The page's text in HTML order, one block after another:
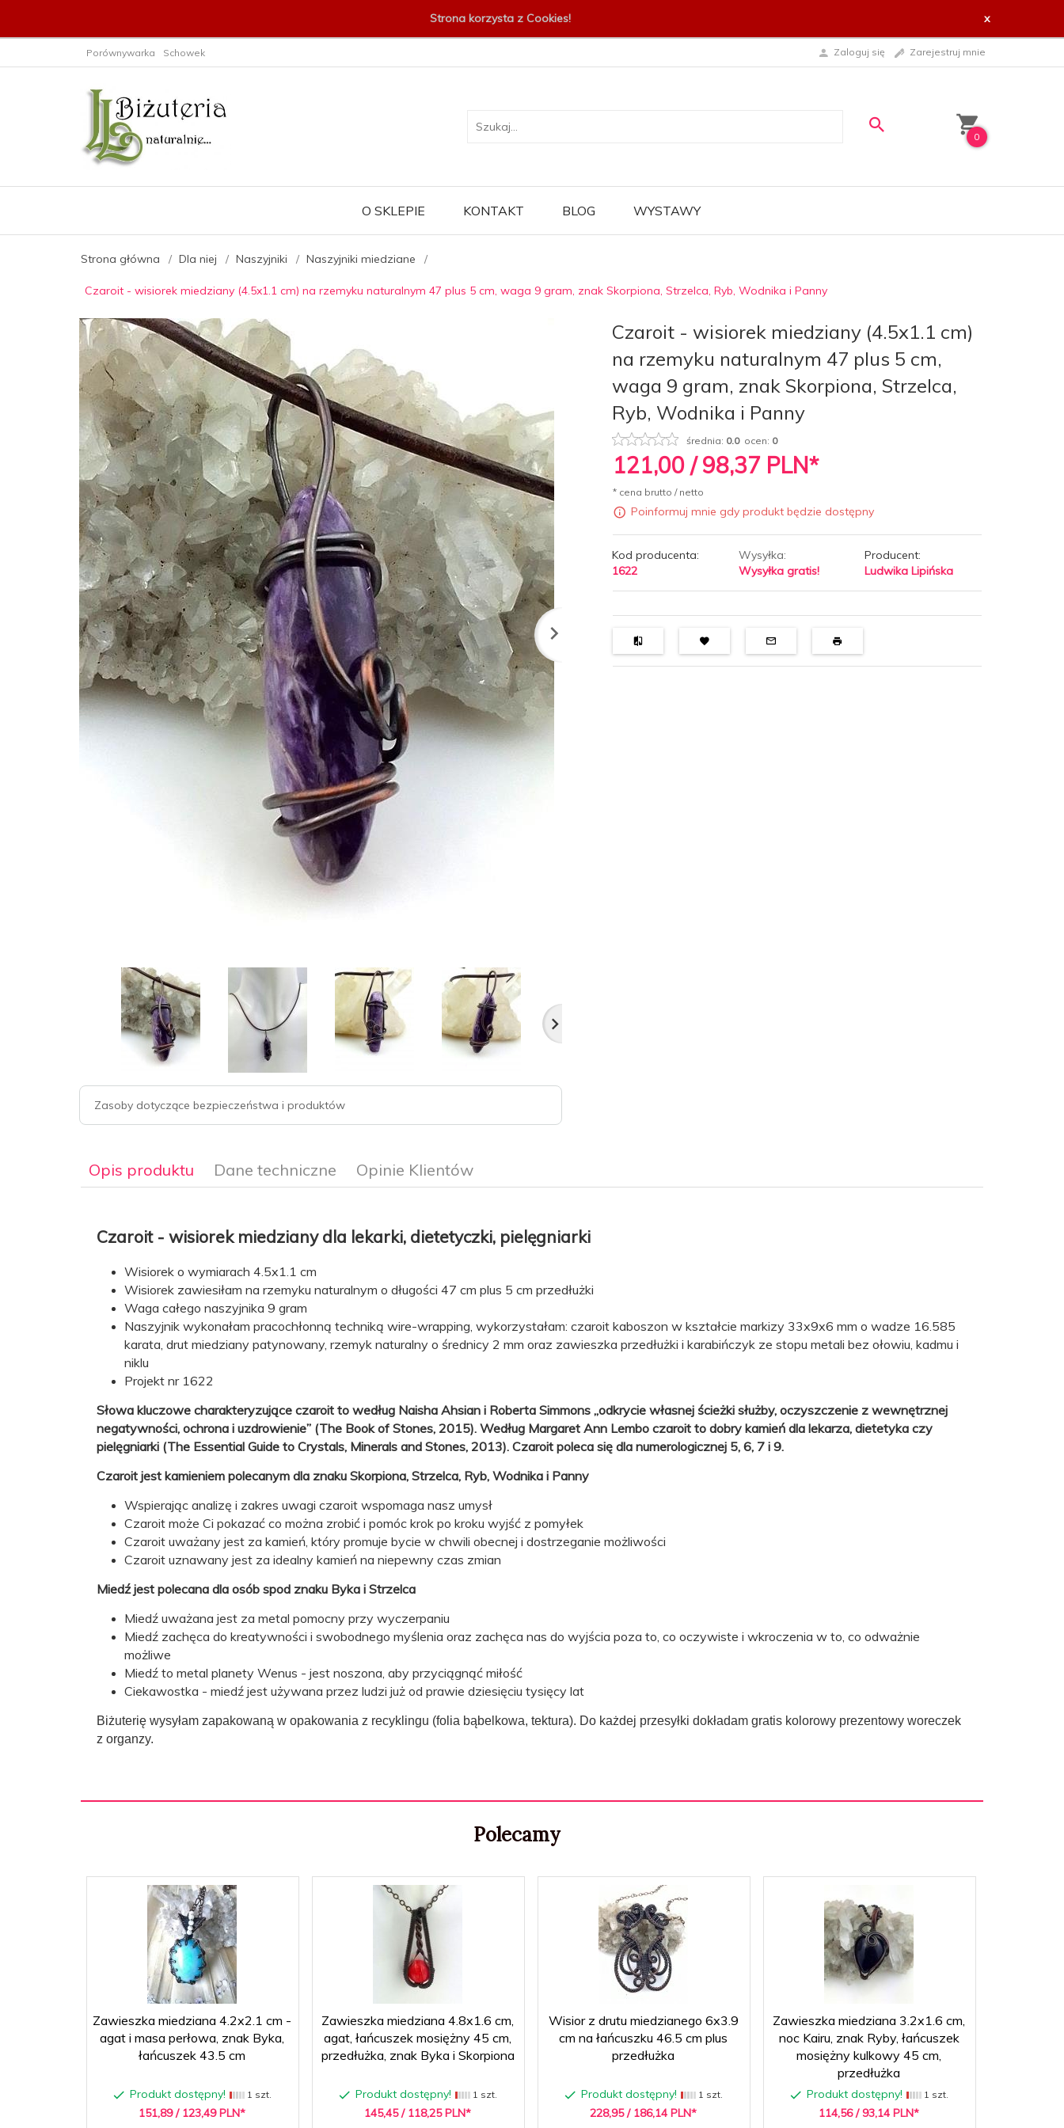
Strona korzysta z Cookies! x
Porównywarka Schowek Zaloguj się Zarejestruj mnie
0
O SKLEPIE KONTAKT BLOG WYSTAWY
Strona główna Dla niej Naszyjniki Naszyjniki miedziane
Czaroit - wisiorek miedziany (4.5x1.1 cm) na rzemyku naturalnym 47 plus 5 cm, waga 9 gram, znak Skorpiona, Strzelca, Ryb, Wodnika i Panny
Zasoby dotyczące bezpieczeństwa i produktów
Czaroit - wisiorek miedziany (4.5x1.1 cm)
na rzemyku naturalnym 47 plus 5 cm,
waga 9 gram, znak Skorpiona, Strzelca,
Ryb, Wodnika i Panny
średnia: 0.0ocen: 0
121,00 / 98,37 PLN*
* cena brutto / netto
Poinformuj mnie gdy produkt będzie dostępny
Kod producenta:
1622
Wysyłka:
Wysyłka gratis!
Producent:
Ludwika Lipińska
Opis produktu Dane techniczne Opinie Klientów
Czaroit - wisiorek miedziany dla lekarki, dietetyczki, pielęgniarki
Wisiorek o wymiarach 4.5x1.1 cm
Wisiorek zawiesiłam na rzemyku naturalnym o długości 47 cm plus 5 cm przedłużki
Waga całego naszyjnika 9 gram
Naszyjnik wykonałam pracochłonną techniką wire-wrapping, wykorzystałam: czaroit kaboszon w kształcie markizy 33x9x6 mm o wadze 16.585
karata, drut miedziany patynowany, rzemyk naturalny o średnicy 2 mm oraz zawieszka przedłużki i karabińczyk ze stopu metali bez ołowiu, kadmu i
niklu
Projekt nr 1622
Słowa kluczowe charakteryzujące czaroit to według Naisha Ahsian i Roberta Simmons „odkrycie własnej ścieżki służby, oczyszczenie z wewnętrznej
negatywności, ochrona i uzdrowienie” (The Book of Stones, 2015). Według Margaret Ann Lembo czaroit to dobry kamień dla lekarza, dietetyka czy
pielęgniarki (The Essential Guide to Crystals, Minerals and Stones, 2013). Czaroit poleca się dla numerologicznej 5, 6, 7 i 9.
Czaroit jest kamieniem polecanym dla znaku Skorpiona, Strzelca, Ryb, Wodnika i Panny
Wspierając analizę i zakres uwagi czaroit wspomaga nasz umysł
Czaroit może Ci pokazać co można zrobić i pomóc krok po kroku wyjść z pomyłek
Czaroit uważany jest za kamień, który promuje bycie w chwili obecnej i dostrzeganie możliwości
Czaroit uznawany jest za idealny kamień na niepewny czas zmian
Miedź jest polecana dla osób spod znaku Byka i Strzelca
Miedź uważana jest za metal pomocny przy wyczerpaniu
Miedź zachęca do kreatywności i swobodnego myślenia oraz zachęca nas do wyjścia poza to, co oczywiste i wkroczenia w to, co odważnie
możliwe
Miedź to metal planety Wenus - jest noszona, aby przyciągnąć miłość
Ciekawostka - miedź jest używana przez ludzi już od prawie dziesięciu tysięcy lat
Biżuterię wysyłam zapakowaną w opakowania z recyklingu (folia bąbelkowa, tektura). Do każdej przesyłki dokładam gratis kolorowy prezentowy woreczek
z organzy.
Długość
naszyjnika:
47 cm plus 5 cm
Kamień: Czaroit
Kolor
kamienia:
odcienie fioletu
Znak
zodiaku:
Skorpion (23.10–21.11)
Czakra: korony
Autor
projektu:
Ludwika Lipińska
Polecamy
Zawieszka miedziana 4.2x2.1 cm -
agat i masa perłowa, znak Byka,
łańcuszek 43.5 cm
Produkt dostępny! 1 szt.
151,89 / 123,49 PLN*
Zawieszka miedziana 4.8x1.6 cm,
agat, łańcuszek mosiężny 45 cm,
przedłużka, znak Byka i Skorpiona
Produkt dostępny! 1 szt.
145,45 / 118,25 PLN*
Wisior z drutu miedzianego 6x3.9
cm na łańcuszku 46.5 cm plus
przedłużka
Produkt dostępny! 1 szt.
228,95 / 186,14 PLN*
Zawieszka miedziana 3.2x1.6 cm,
noc Kairu, znak Ryby, łańcuszek
mosiężny kulkowy 45 cm,
przedłużka
Produkt dostępny! 1 szt.
114,56 / 93,14 PLN*